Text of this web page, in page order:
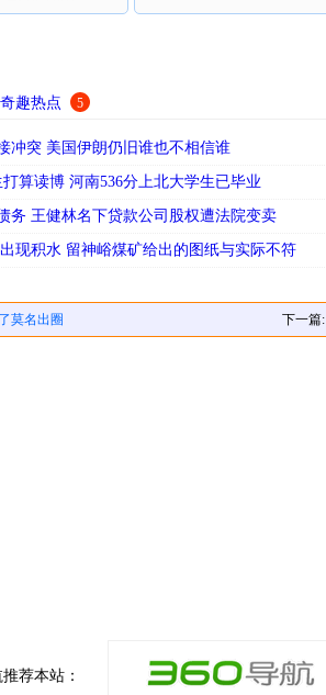
奇趣热点 5
冲突 美国伊朗仍旧谁也不相信谁
算读博 河南536分上北大学生已毕业
务 王健林名下贷款公司股权遭法院变卖
现积水 留神峪煤矿给出的图纸与实际不符
莫名出圈 下一篇:
荐本站：